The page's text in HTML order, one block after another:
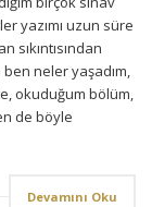
yazımı uzun süre
neler yaşadım,
okuduğum bölüm,
de böyle
Devamını Oku